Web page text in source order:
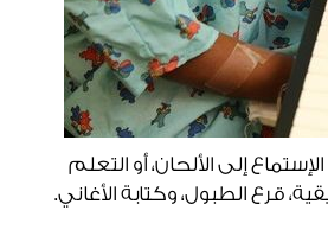
إلى الألحان، أو التعلم
قرع الطبول، وكتابة الأغاني.